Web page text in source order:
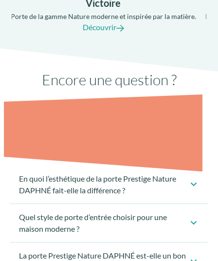
avec joint anti-dépôt de sable
Victoire
Porte de la gamme Nature moderne et inspirée par la matière.
Découvrir
Encore une question ?
En quoi l’esthétique de la porte Prestige Nature
DAPHNÉ fait-elle la différence ?
Quel style de porte d’entrée choisir pour une
maison moderne ?
La porte Prestige Nature DAPHNÉ est-elle un bon